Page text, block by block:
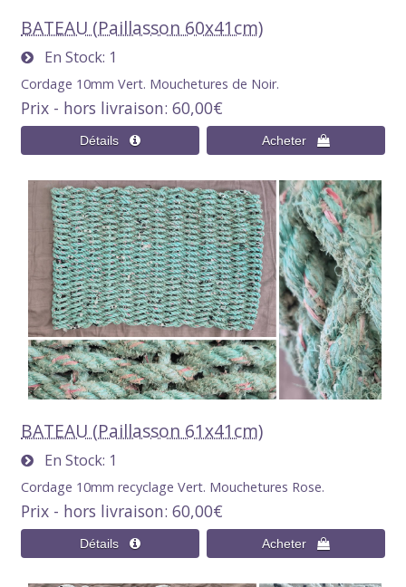
BATEAU (Paillasson 60x41cm)
En Stock 1
Cordage 10mm Vert. Mouchetures de Noir.
Prix - hors livraison 60,00€
BATEAU (Paillasson 61x41cm)
En Stock 1
Cordage 10mm recyclage Vert. Mouchetures Rose.
Prix - hors livraison 60,00€